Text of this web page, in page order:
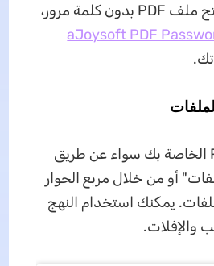
إذا كنت ترغب في فتح ملف PDF بدون كلمة مرور،
aJoysoft PDF
استورد ملفات PDF الخاصة بك سواء عن طريق
أو من خلال مربع الحوار
يمكنك استخدام النهج
والإفلات.